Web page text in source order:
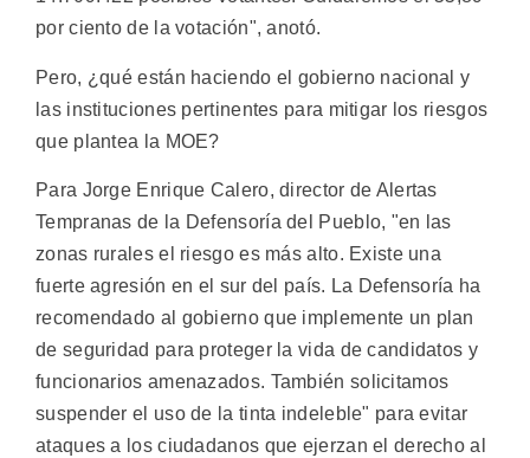
por ciento de la votación", anotó.
Pero, ¿qué están haciendo el gobierno nacional y
las instituciones pertinentes para mitigar los riesgos
que plantea la MOE?
Para Jorge Enrique Calero, director de Alertas
Tempranas de la Defensoría del Pueblo, "en las
zonas rurales el riesgo es más alto. Existe una
fuerte agresión en el sur del país. La Defensoría ha
recomendado al gobierno que implemente un plan
de seguridad para proteger la vida de candidatos y
funcionarios amenazados. También solicitamos
suspender el uso de la tinta indeleble" para evitar
ataques a los ciudadanos que ejerzan el derecho al